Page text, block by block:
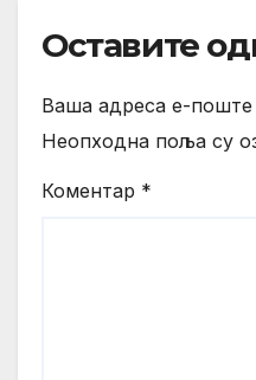
Оставите
Ваша адреса е-поште
Неопходна поља су
Коментар *